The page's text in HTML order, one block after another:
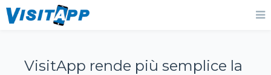
VisitApp rende più semplice la